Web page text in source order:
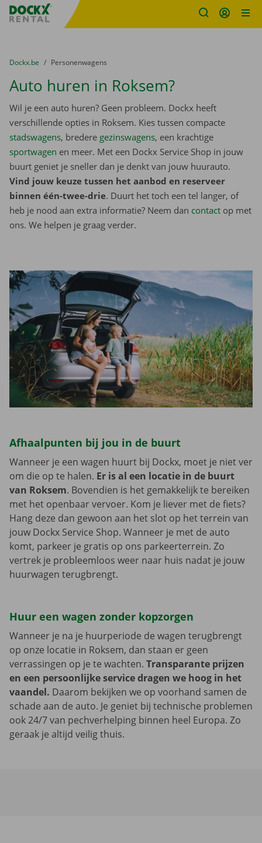
Fratello DEMO
U bevindt zich hier:
van
Dockx.be naar
Personenwagens
Auto huren in Roksem?
Wil je een auto huren? Geen probleem. Dockx heeft
verschillende opties in Roksem. Kies tussen compacte
stadswagens, bredere gezinswagens, een krachtige
sportwagen en meer. Met een Dockx Service Shop in jouw
buurt geniet je sneller dan je denkt van jouw huurauto.
Vind jouw keuze tussen het aanbod en reserveer
binnen één-twee-drie. Duurt het toch een tel langer, of
heb je nood aan extra informatie? Neem dan contact op met
ons. We helpen je graag verder.
Afhaalpunten bij jou in de buurt
Wanneer je een wagen huurt bij Dockx, moet je niet ver
om die op te halen. Er is al een locatie in de buurt
van Roksem. Bovendien is het gemakkelijk te bereiken
met het openbaar vervoer. Kom je liever met de fiets?
Hang deze dan gewoon aan het slot op het terrein van
jouw Dockx Service Shop. Wanneer je met de auto
komt, parkeer je gratis op ons parkeerterrein. Zo
vertrek je probleemloos weer naar huis nadat je jouw
huurwagen terugbrengt.
Huur een wagen zonder kopzorgen
Wanneer je na je huurperiode de wagen terugbrengt
op onze locatie in Roksem, dan staan er geen
verrassingen op je te wachten. Transparante prijzen
en een persoonlijke service dragen we hoog in het
vaandel. Daarom bekijken we op voorhand samen de
schade aan de auto. Je geniet bij technische problemen
ook 24/7 van pechverhelping binnen heel Europa. Zo
geraak je altijd veilig thuis.